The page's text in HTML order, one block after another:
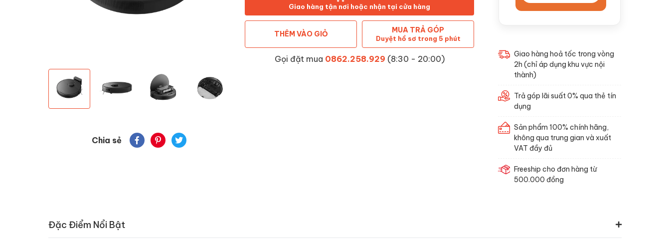
Chia sẻ
Giao hàng tận nơi hoặc nhận tại cửa hàng
THÊM VÀO GIỎ MUA TRẢ GÓP
Duyệt hồ sơ trong 5 phút
Gọi đặt mua 0862.258.929 (8:30 - 20:00)
Giao hàng hoả tốc trong vòng
2h (chỉ áp dụng khu vực nội
thành)
Trả góp lãi suất 0% qua thẻ tín
dụng
Sản phẩm 100% chính hãng,
không qua trung gian và xuất
VAT đầy đủ
Freeship cho đơn hàng từ
500.000 đồng
Đặc Điểm Nổi Bật